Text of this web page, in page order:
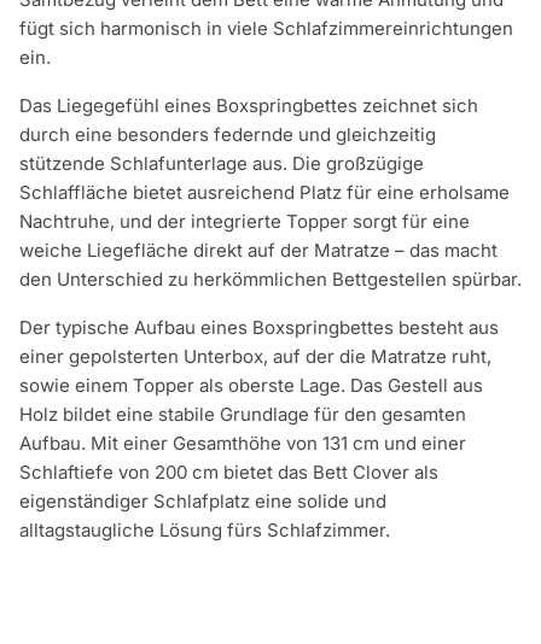
fügt sich harmonisch in viele Schlafzimmereinrichtungen
ein.
Das Liegegefühl eines Boxspringbettes zeichnet sich
durch eine besonders federnde und gleichzeitig
stützende Schlafunterlage aus. Die großzügige
Schlaffläche bietet ausreichend Platz für eine erholsame
Nachtruhe, und der integrierte Topper sorgt für eine
weiche Liegefläche direkt auf der Matratze – das macht
den Unterschied zu herkömmlichen Bettgestellen spürbar.
Der typische Aufbau eines Boxspringbettes besteht aus
einer gepolsterten Unterbox, auf der die Matratze ruht,
sowie einem Topper als oberste Lage. Das Gestell aus
Holz bildet eine stabile Grundlage für den gesamten
Aufbau. Mit einer Gesamthöhe von 131 cm und einer
Schlaftiefe von 200 cm bietet das Bett Clover als
eigenständiger Schlafplatz eine solide und
alltagstaugliche Lösung fürs Schlafzimmer.